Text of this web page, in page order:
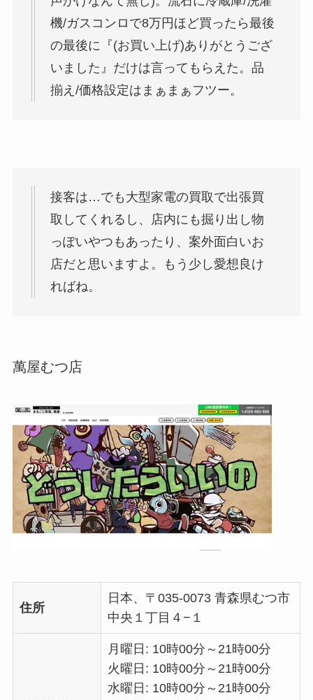
機/ガスコンロで8万円ほど買ったら最後
の最後に『(お買い上げ)ありがとうござ
いました』だけは言ってもらえた。品
揃え/価格設定はまぁまぁフツー。
接客は…でも大型家電の買取で出張買
取してくれるし、店内にも掘り出し物
っぽいやつもあったり、案外面白いお
店だと思いますよ。もう少し愛想良け
ればね。
萬屋むつ店
住所
日本、〒035-0073 青森県むつ市
中央１丁目４−１
月曜日: 10時00分～21時00分
火曜日: 10時00分～21時00分
水曜日: 10時00分～21時00分